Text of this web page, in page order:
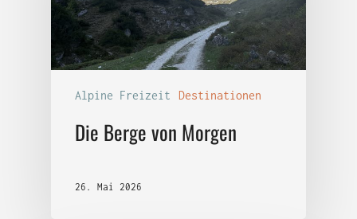
Alpine Freizeit Destinationen
Die Berge von Morgen
26. Mai 2026